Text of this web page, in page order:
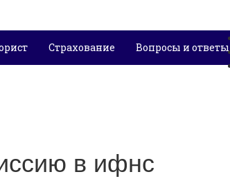
Страхование Вопросы и ответы
в ифнс